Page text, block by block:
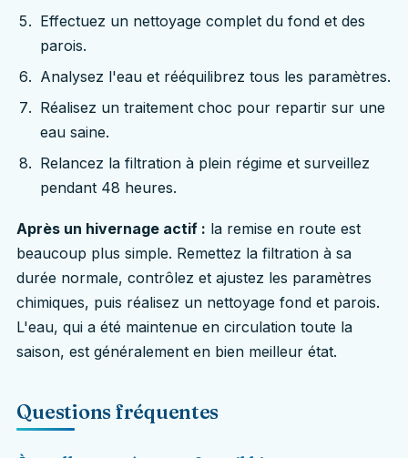
Effectuez un nettoyage complet du fond et des
parois.
Analysez l'eau et rééquilibrez tous les paramètres.
Réalisez un traitement choc pour repartir sur une
eau saine.
Relancez la filtration à plein régime et surveillez
pendant 48 heures.
Après un hivernage actif : la remise en route est
beaucoup plus simple. Remettez la filtration à sa
durée normale, contrôlez et ajustez les paramètres
chimiques, puis réalisez un nettoyage fond et parois.
L'eau, qui a été maintenue en circulation toute la
saison, est généralement en bien meilleur état.
Questions fréquentes